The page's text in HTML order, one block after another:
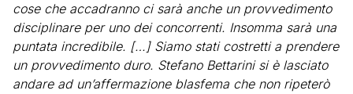
cose che accadranno ci sarà anche un provvedimento
disciplinare per uno dei concorrenti. Insomma sarà una
puntata incredibile. […] Siamo stati costretti a prendere
un provvedimento duro. Stefano Bettarini si è lasciato
andare ad un’affermazione blasfema che non ripeterò